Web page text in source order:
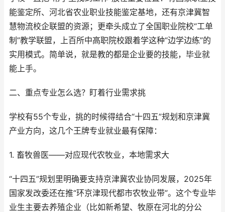
能鉴定所、河北省农业职业技能鉴定基地，还有京津冀智
慧物流校企联盟的资源；更牵头成立了全国职业院校“工单
制”教学联盟，上百所中高职院校跟着学这种“边学边练”的
实用模式。简单说，就是教的都是企业要的技能，毕业就
能上手。
二、重点专业怎么选？盯着行业需求挑
学校有55个专业，挑的时候得结合“十四五”规划和京津冀
产业方向，这几个王牌专业就业最有保障：
1. 畜牧兽医——对应现代农牧业，本地需求大
“十四五”规划里明确要支持京津冀农业协同发展，2025年
国家发改委还在推“环京津现代都市农牧业带”。这个专业毕
业生主要去养殖企业（比如新希望、牧原在河北的分公